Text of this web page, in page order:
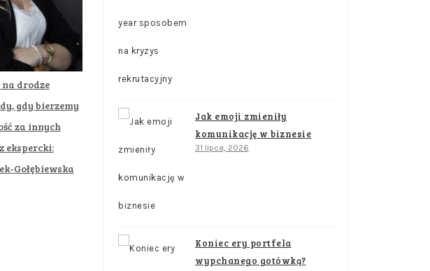
na drodze
gdy bierzemy
za innych
ekspercki:
Gołębiewska
Jak emoji zmieniły
komunikację w biznesie
31 lipca, 2026
Koniec ery portfela
wypchanego gotówką?